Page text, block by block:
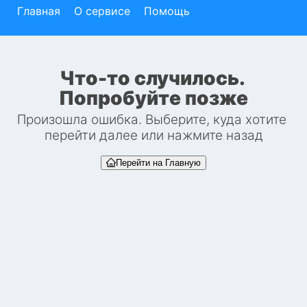
Главная О сервисе Помощь
Что-то случилось.
Попробуйте позже
Произошла ошибка. Выберите, куда хотите
перейти далее или нажмите назад
Перейти на Главную